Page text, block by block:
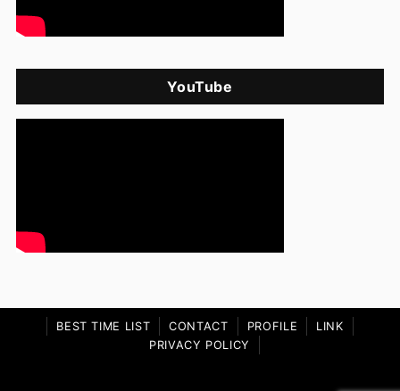
YouTube
BEST TIME LIST CONTACT PROFILE
LINK
PRIVACY POLICY